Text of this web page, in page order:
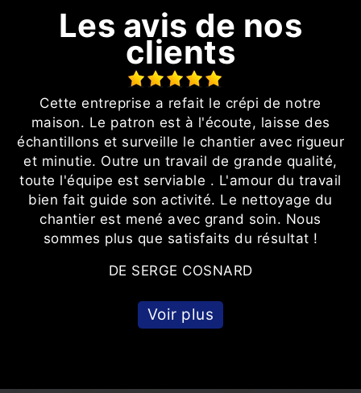
Les avis de nos
clients
Cette entreprise a refait le crépi de notre
maison. Le patron est à l'écoute, laisse des
échantillons et surveille le chantier avec rigueur
et minutie. Outre un travail de grande qualité,
toute l'équipe est serviable . L'amour du travail
bien fait guide son activité. Le nettoyage du
chantier est mené avec grand soin. Nous
sommes plus que satisfaits du résultat !
DE SERGE COSNARD
Voir plus